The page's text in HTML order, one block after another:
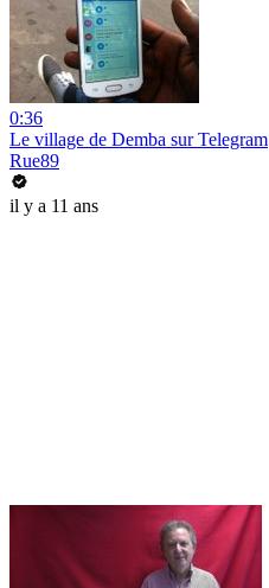
0:36
Le village de Demba sur Telegram
Rue89
il y a 11 ans